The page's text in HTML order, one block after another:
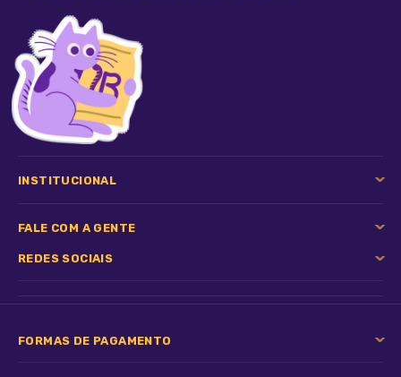
INSTITUCIONAL
FALE COM A GENTE
REDES SOCIAIS
FORMAS DE PAGAMENTO